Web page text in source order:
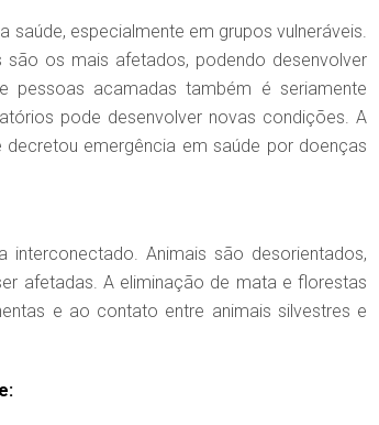
especialmente em grupos vulneráveis.
os mais afetados, podendo desenvolver
pessoas acamadas também é seriamente
pode desenvolver novas condições. A
emergência em saúde por doenças
Animais são desorientados,
afetadas. A eliminação de mata e florestas
e ao contato entre animais silvestres e